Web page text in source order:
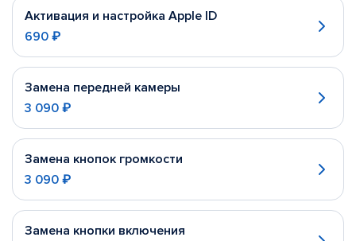
Активация и настройка Apple ID
690 ₽
Замена передней камеры
3 090 ₽
Замена кнопок громкости
3 090 ₽
Замена кнопки включения